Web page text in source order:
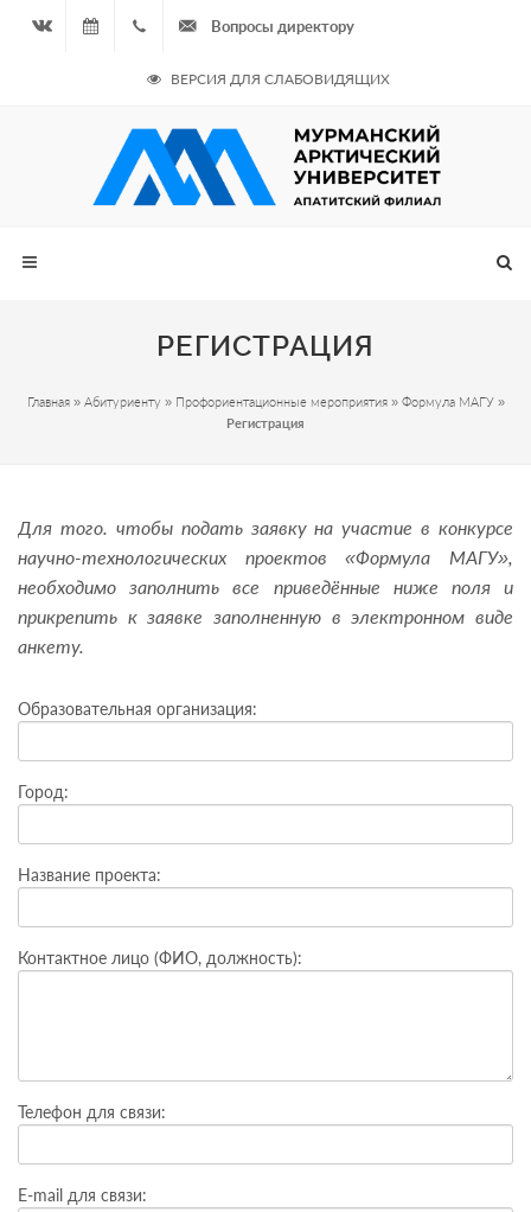
07.08.2026
- Чётная
неделя
964
687
Вопросы директору
ВЕРСИЯ ДЛЯ СЛАБОВИДЯЩИХ
РЕГИСТРАЦИЯ
Главная» Абитуриенту » Профориентационные мероприятия» Формула МАГУ»
Регистрация
Для того. чтобы подать заявку на участие в конкурсе
научно-технологических проектов «Формула МАГУ»,
необходимо заполнить все приведённые ниже поля и
прикрепить к заявке заполненную в электронном виде
анкету.
Образовательная организация:
Город:
Название проекта:
Контактное лицо (ФИО, должность):
Телефон для связи:
E-mail для связи: